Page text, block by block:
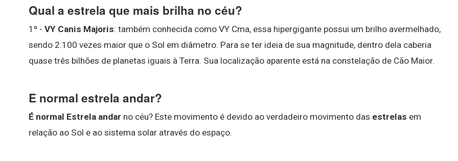
Qual a estrela que mais brilha no céu?
1º - VY Canis Majoris: também conhecida como VY Cma, essa hipergigante possui um brilho avermelhado,
sendo 2.100 vezes maior que o Sol em diâmetro. Para se ter ideia de sua magnitude, dentro dela caberia
quase três bilhões de planetas iguais à Terra. Sua localização aparente está na constelação de Cão Maior.
E normal estrela andar?
É normal Estrela andar no céu? Este movimento é devido ao verdadeiro movimento das estrelas em
relação ao Sol e ao sistema solar através do espaço.